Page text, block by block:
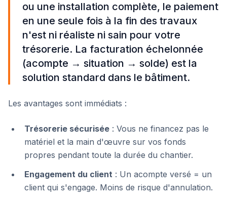
ou une installation complète, le paiement
en une seule fois à la fin des travaux
n'est ni réaliste ni sain pour votre
trésorerie. La facturation échelonnée
(acompte → situation → solde) est la
solution standard dans le bâtiment.
Les avantages sont immédiats :
Trésorerie sécurisée : Vous ne financez pas le
matériel et la main d'œuvre sur vos fonds
propres pendant toute la durée du chantier.
Engagement du client : Un acompte versé = un
client qui s'engage. Moins de risque d'annulation.